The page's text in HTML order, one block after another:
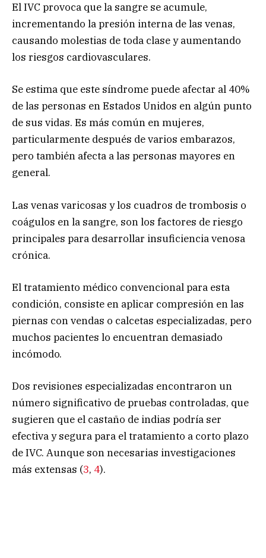
El IVC provoca que la sangre se acumule,
incrementando la presión interna de las venas,
causando molestias de toda clase y aumentando
los riesgos cardiovasculares.
Se estima que este síndrome puede afectar al 40%
de las personas en Estados Unidos en algún punto
de sus vidas. Es más común en mujeres,
particularmente después de varios embarazos,
pero también afecta a las personas mayores en
general.
Las venas varicosas y los cuadros de trombosis o
coágulos en la sangre, son los factores de riesgo
principales para desarrollar insuficiencia venosa
crónica.
El tratamiento médico convencional para esta
condición, consiste en aplicar compresión en las
piernas con vendas o calcetas especializadas, pero
muchos pacientes lo encuentran demasiado
incómodo.
Dos revisiones especializadas encontraron un
número significativo de pruebas controladas, que
sugieren que el castaño de indias podría ser
efectiva y segura para el tratamiento a corto plazo
de IVC. Aunque son necesarias investigaciones
más extensas (3, 4).